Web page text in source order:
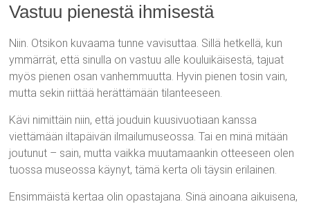
Vastuu pienestä ihmisestä
Niin. Otsikon kuvaama tunne vavisuttaa. Sillä hetkellä, kun
ymmärrät, että sinulla on vastuu alle kouluikäisestä, tajuat
myös pienen osan vanhemmuutta. Hyvin pienen tosin vain,
mutta sekin riittää herättämään tilanteeseen.
Kävi nimittäin niin, että jouduin kuusivuotiaan kanssa
viettämään iltapäivän ilmailumuseossa. Tai en minä mitään
joutunut – sain, mutta vaikka muutamaankin otteeseen olen
tuossa museossa käynyt, tämä kerta oli täysin erilainen.
Ensimmäistä kertaa olin opastajana. Sinä ainoana aikuisena,